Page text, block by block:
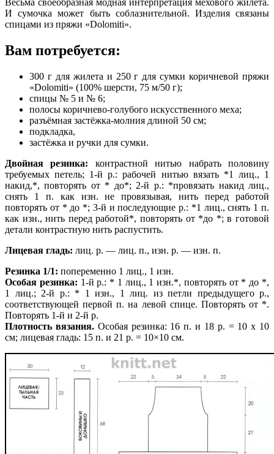
И сумочка может быть соблазнительной. Изделия связаны
спицами из пряжи «Dolomiti».
Вам потребуется:
300 г для жилета и 250 г для сумки коричневой пряжи
«Dolomiti» (100% шерсти, 75 м/50 г);
спицы № 5 и № 6;
полосы коричнево-голубого искусственного меха;
разъёмная застёжка-молния длиной 50 см;
подкладка,
застёжка и ручки для сумки.
Двойная резинка: контрастной нитью набрать половину
требуемых петель; 1-й р.:рабочей нитью вязать *1 лиц., 1
накид,*, повторять от * до*; 2-й р.: *провязать накид лиц.,
снять 1 п. как изн. не провязывая, нить перед работой
повторять от * до *; 3-й и последующие р.: *1 лиц., снять 1 п.
как изн., нить перед работой*, повторять от *до *; в готовой
детали контрастную нить распустить.
Лицевая гладь: лиц. р. — лиц. п., изн. р. — изн. п.
Резинка 1/1: попеременно 1 лиц., 1 изн.
Особая резинка: 1-й р.: * 1 лиц., 1 изн.*, повторять от * до *,
1 лиц.; 2-й р.: * 1 изн., 1 лиц. из петли предыдущего р.,
соответствующей первой п. на левой спице. Повторять от *.
Повторять 1-й и 2-й р.
Плотность вязания.Особая резинка: 16 п. и 18 р. = 10 х 10
см; лицевая гладь: 15 п. и 21 р. = 10×10 см.